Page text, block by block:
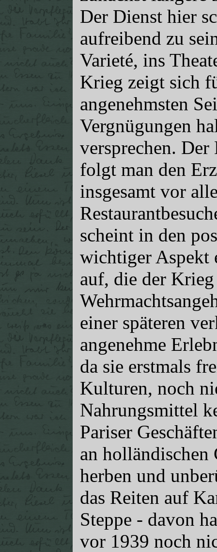
Der Dienst hier
aufreibend zu
Varieté, ins
Krieg zeigt sich
angenehmsten
Vergnügungen
versprechen.
folgt man den
insgesamt vor
scheint in den
wichtiger Aspekt
auf, die der
einer späteren
angenehme
da sie erstmals
Kulturen, noch
Nahrungsmittel
Pariser
an holländischen
herben und
das Reiten auf
Steppe - davon
vor 1939 noch